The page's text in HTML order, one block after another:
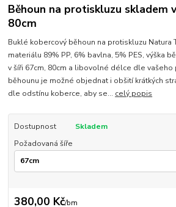
Běhoun na protiskluzu skladem
80cm
Buklé kobercový běhoun na protiskluzu Natura
materiálu 89% PP, 6% bavlna, 5% PES, výška
v šíři 67cm, 80cm a libovolné délce dle vašeho
běhounu je možné objednat i obšití krátkých
dle odstínu koberce, aby se... celý popis
Dostupnost
Skladem
Požadovaná šíře
380,00 Kč/bm